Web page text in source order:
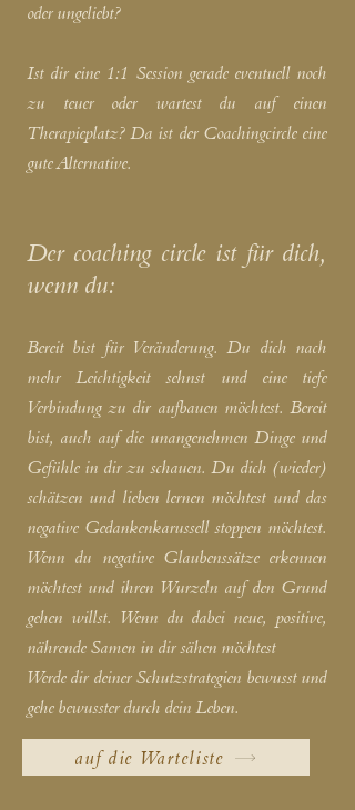
oder ungeliebt?
Ist dir eine 1:1 Session gerade eventuell noch
zu teuer oder wartest du auf einen
Therapieplatz? Da ist der Coachingcircle eine
gute Alternative.
Der coaching circle ist für dich,
wenn du:
Bereit bist für Veränderung. Du dich nach
mehr Leichtigkeit sehnst und eine tiefe
Verbindung zu dir aufbauen möchtest. Bereit
bist, auch auf die unangenehmen Dinge und
Gefühle in dir zu schauen. Du dich (wieder)
schätzen und lieben lernen möchtest und das
negative Gedankenkarussell stoppen möchtest.
Wenn du negative Glaubenssätze erkennen
möchtest und ihren Wurzeln auf den Grund
gehen willst. Wenn du dabei neue, positive,
nährende Samen in dir sähen möchtest
Werde dir deiner Schutzstrategien bewusst und
gehe bewusster durch dein Leben.
auf die Warteliste